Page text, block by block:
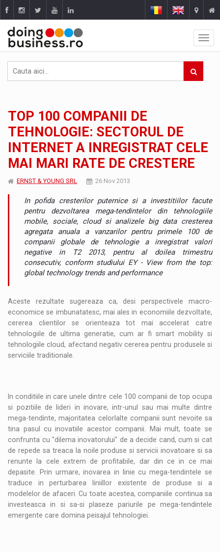
TOP 100 COMPANII DE
TEHNOLOGIE: SECTORUL DE
INTERNET A INREGISTRAT CELE
MAI MARI RATE DE CRESTERE
ERNST & YOUNG SRL 26 Nov 2013
In pofida cresterilor puternice si a investitiilor facute
pentru dezvoltarea mega-tendintelor din tehnologiile
mobile, sociale, cloud si analizele big data cresterea
agregata anuala a vanzarilor pentru primele 100 de
companii globale de tehnologie a inregistrat valori
negative in T2 2013, pentru al doilea trimestru
consecutiv, conform studiului EY - View from the top:
global technology trends and performance
Aceste rezultate sugereaza ca, desi perspectivele macro-
economice se imbunatatesc, mai ales in economiile dezvoltate,
cererea clientilor se orienteaza tot mai accelerat catre
tehnologiile de ultima generatie, cum ar fi smart mobility si
tehnologiile cloud, afectand negativ cererea pentru produsele si
serviciile traditionale.
In conditiile in care unele dintre cele 100 companii de top ocupa
si pozitiile de lideri in inovare, intr-unul sau mai multe dintre
mega-tendinte, majoritatea celorlalte companii sunt nevoite sa
tina pasul cu inovatiile acestor companii. Mai mult, toate se
confrunta cu "dilema inovatorului" de a decide cand, cum si cat
de repede sa treaca la noile produse si servicii inovatoare si sa
renunte la cele extrem de profitabile, dar din ce in ce mai
depasite. Prin urmare, inovarea in linie cu mega-tendintele se
traduce in perturbarea liniillor existente de produse si a
modelelor de afaceri. Cu toate acestea, companiile continua sa
investeasca in si sa-si plaseze pariurile pe mega-tendintele
emergente care domina peisajul tehnologiei.